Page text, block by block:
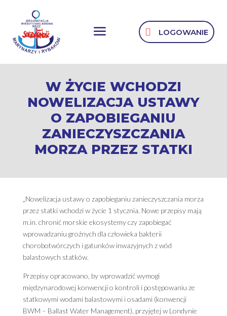
LOGOWANIE
W ŻYCIE WCHODZI
NOWELIZACJA USTAWY
O ZAPOBIEGANIU
ZANIECZYSZCZANIA
MORZA PRZEZ STATKI
„Nowelizacja ustawy o zapobieganiu zanieczyszczania morza
przez statki wchodzi w życie 1 stycznia. Nowe przepisy mają
m.in. chronić morskie ekosystemy czy zapobiegać
wprowadzaniu groźnych dla człowieka bakterii
chorobotwórczych i gatunków inwazyjnych z wód
balastowych statków.
Przepisy opracowano, by wprowadzić wymogi
międzynarodowej konwencji o kontroli i postępowaniu ze
statkowymi wodami balastowymi i osadami (konwencji
BWM – Ballast Water Management), przyjętej w Londynie